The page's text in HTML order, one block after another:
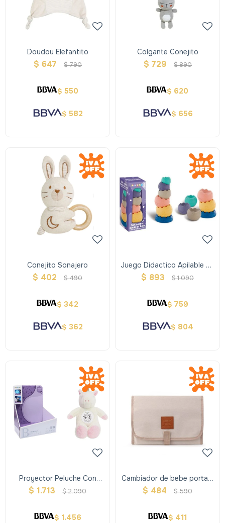
Doudou Elefantito
$ 647 $790
$ 550
$ 582
Colgante Conejito
$ 729 $890
$ 620
$ 656
Conejito Sonajero
$ 402 $490
$ 342
$ 362
Juego Didactico Apilable De
Silicona
$ 893 $1.090
$ 759
$ 804
Proyector Peluche Con
Musica Y Luz Unicornio
$ 1.713 $2.090
$ 1.456
Cambiador de bebe portatil
- Crudo
$ 484 $ 590
$ 411